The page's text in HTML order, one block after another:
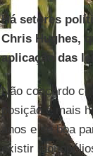
Há setores
Chris Hughes,
aplicação das
Não concordo
posição é mais
anos e se boa
existir